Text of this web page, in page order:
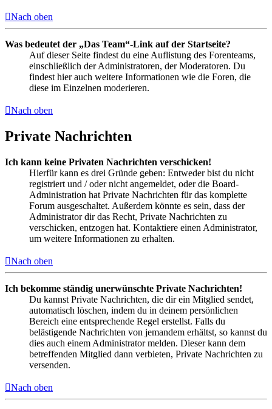
Nach oben
Was bedeutet der „Das Team“-Link auf der Startseite?
Auf dieser Seite findest du eine Auflistung des Forenteams,
einschließlich der Administratoren, der Moderatoren. Du
findest hier auch weitere Informationen wie die Foren, die
diese im Einzelnen moderieren.
Nach oben
Private Nachrichten
Ich kann keine Privaten Nachrichten verschicken!
Hierfür kann es drei Gründe geben: Entweder bist du nicht
registriert und / oder nicht angemeldet, oder die Board-
Administration hat Private Nachrichten für das komplette
Forum ausgeschaltet. Außerdem könnte es sein, dass der
Administrator dir das Recht, Private Nachrichten zu
verschicken, entzogen hat. Kontaktiere einen Administrator,
um weitere Informationen zu erhalten.
Nach oben
Ich bekomme ständig unerwünschte Private Nachrichten!
Du kannst Private Nachrichten, die dir ein Mitglied sendet,
automatisch löschen, indem du in deinem persönlichen
Bereich eine entsprechende Regel erstellst. Falls du
belästigende Nachrichten von jemandem erhältst, so kannst du
dies auch einem Administrator melden. Dieser kann dem
betreffenden Mitglied dann verbieten, Private Nachrichten zu
versenden.
Nach oben